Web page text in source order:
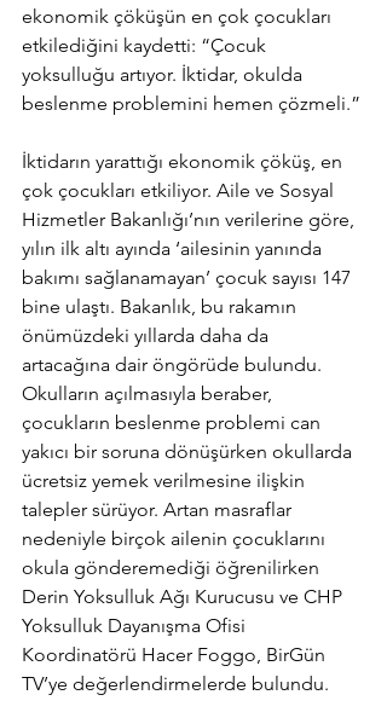
ekonomik çöküşün en çok çocukları
etkilediğini kaydetti: “Çocuk
yoksulluğu artıyor. İktidar, okulda
beslenme problemini hemen çözmeli.”
İktidarın yarattığı ekonomik çöküş, en
çok çocukları etkiliyor. Aile ve Sosyal
Hizmetler Bakanlığı’nın verilerine göre,
yılın ilk altı ayında ‘ailesinin yanında
bakımı sağlanamayan’ çocuk sayısı 147
bine ulaştı. Bakanlık, bu rakamın
önümüzdeki yıllarda daha da
artacağına dair öngörüde bulundu.
Okulların açılmasıyla beraber,
çocukların beslenme problemi can
yakıcı bir soruna dönüşürken okullarda
ücretsiz yemek verilmesine ilişkin
talepler sürüyor. Artan masraflar
nedeniyle birçok ailenin çocuklarını
okula gönderemediği öğrenilirken
Derin Yoksulluk Ağı Kurucusu ve CHP
Yoksulluk Dayanışma Ofisi
Koordinatörü Hacer Foggo, BirGün
TV’ye değerlendirmelerde bulundu.